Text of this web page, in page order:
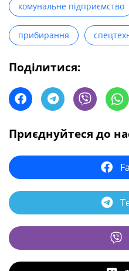
комунальне підприємство
прибирання
Поділитися:
Приєднуйтеся до